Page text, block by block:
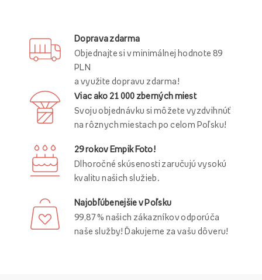
Doprava zdarma
Objednajte si v minimálnej hodnote 89
PLN
a využite dopravu zdarma!
Viac ako 21 000 zberných miest
Svoju objednávku si môžete vyzdvihnúť
na rôznych miestach po celom Poľsku!
29 rokov Empik Foto!
Dlhoročné skúsenosti zaručujú vysokú
kvalitu našich služieb.
Najobľúbenejšie v Poľsku
99,87 % našich zákazníkov odporúča
naše služby! Ďakujeme za vašu dôveru!